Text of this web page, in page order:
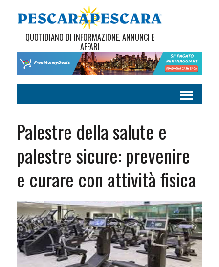
QUOTIDIANO DI INFORMAZIONE, ANNUNCI E
AFFARI
Palestre della salute e
palestre sicure: prevenire
e curare con attività fisica